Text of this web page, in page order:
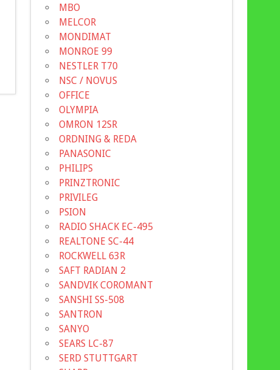
MBO
MELCOR
MONDIMAT
MONROE 99
NESTLER T70
NSC / NOVUS
OFFICE
OLYMPIA
OMRON 12SR
ORDNING & REDA
PANASONIC
PHILIPS
PRINZTRONIC
PRIVILEG
PSION
RADIO SHACK EC-495
REALTONE SC-44
ROCKWELL 63R
SAFT RADIAN 2
SANDVIK COROMANT
SANSHI SS-508
SANTRON
SANYO
SEARS LC-87
SERD STUTTGART